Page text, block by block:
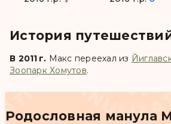
История
В 2011 г. Макс переехал из
Зоопарк Хомутов.
Родословная манула